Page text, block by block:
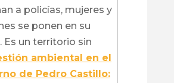
a policías, mujeres y
se ponen en su
Es un territorio sin
ambiental en el
de Pedro Castillo: